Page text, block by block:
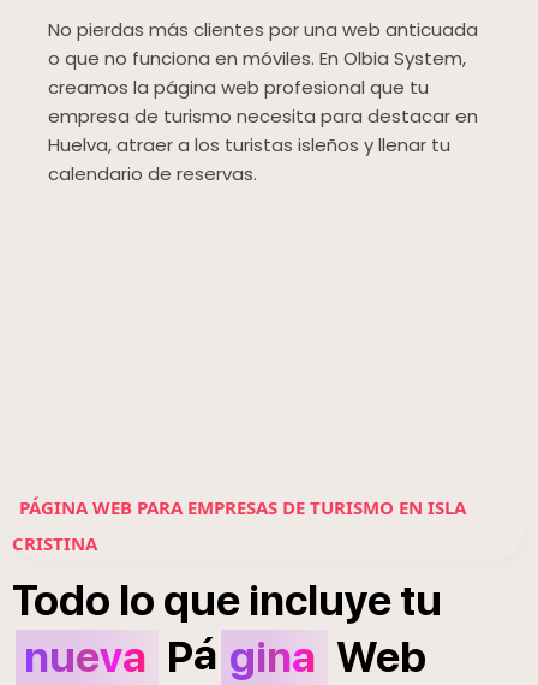
No pierdas más clientes por una web anticuada
o que no funciona en móviles. En Olbia System,
creamos la página web profesional que tu
empresa de turismo necesita para destacar en
Huelva, atraer a los turistas isleños y llenar tu
calendario de reservas.
PÁGINA WEB PARA EMPRESAS DE TURISMO EN ISLA
CRISTINA
Todo lo que incluyetu
nueva Pá gina Web